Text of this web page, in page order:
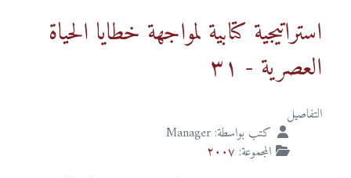
استراتيجية كتابية لمواجهة خطايا الحياة
العصرية - ٣١
التفاصيل
كتب بواسطة: Manager
المجموعة: ٢٠٠٧